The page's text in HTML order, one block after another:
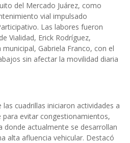
del Mercado Juárez, como
vial impulsado
Las labores fueron
Vialidad, Erick Rodríguez,
Gabriela Franco, con el
sin afectar la movilidad diaria
las cuadrillas iniciaron actividades a
para evitar congestionamientos,
donde actualmente se desarrollan
alta afluencia vehicular. Destacó